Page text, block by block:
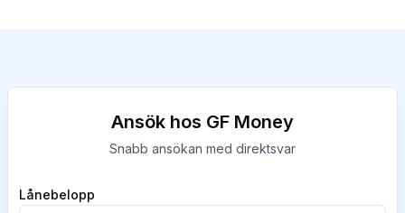
Ansök hos GF Money
Snabb ansökan med direktsvar
Company
Lånebelopp